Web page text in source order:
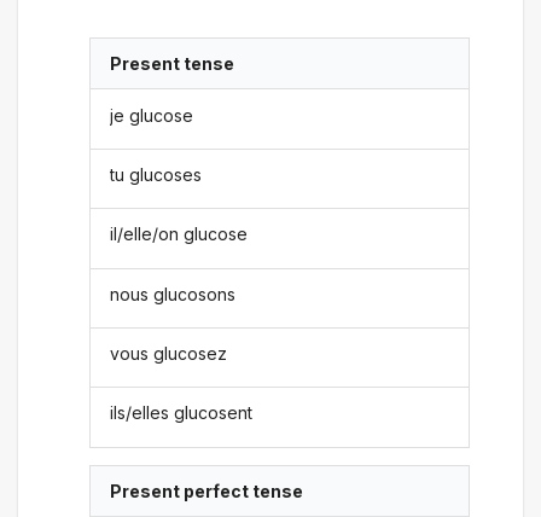
Present tense
je glucose
tu glucoses
il/elle/on glucose
nous glucosons
vous glucosez
ils/elles glucosent
Present perfect tense